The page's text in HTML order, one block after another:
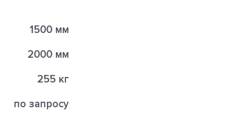
1500 мм
2000 мм
255 кг
по запросу